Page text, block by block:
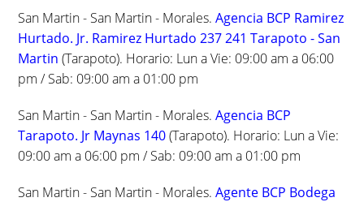
San Martin - San Martin - Morales.Agencia BCP Ramirez
Hurtado. Jr. Ramirez Hurtado 237 241 Tarapoto - San
Martin (Tarapoto). Horario: Lun a Vie: 09:00 am a 06:00
pm / Sab: 09:00 am a 01:00 pm
San Martin - San Martin - Morales.Agencia BCP
Tarapoto. Jr Maynas 140(Tarapoto). Horario: Lun a Vie:
09:00 am a 06:00 pm / Sab: 09:00 am a 01:00 pm
San Martin - San Martin - Morales.Agente BCP Bodega